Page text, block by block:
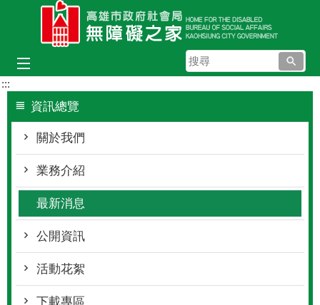
跳到主要內容區塊
搜
尋
:::
資訊總覽
關於我們
業務介紹
最新消息
公開資訊
活動花絮
下載專區